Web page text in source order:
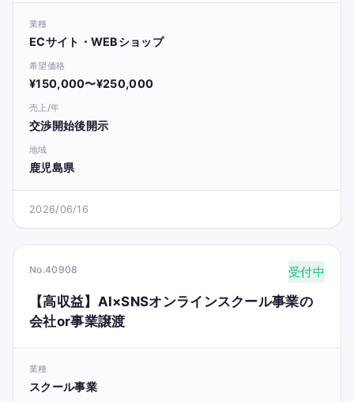
業種
ECサイト・WEBショップ
希望価格
¥150,000〜¥250,000
売上/年
交渉開始後開示
地域
鹿児島県
2026/06/16
No.40908 受付中
【高収益】AI×SNSオンラインスクール事業の
会社or事業譲渡
業種
スクール事業